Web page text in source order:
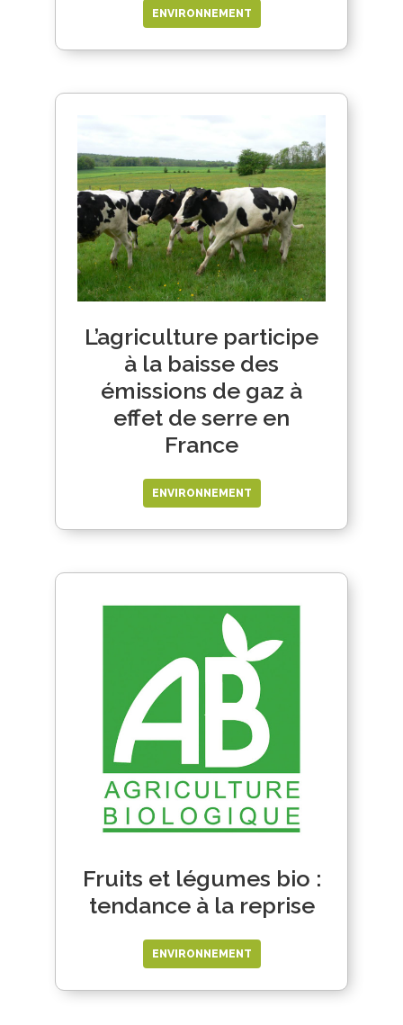
ENVIRONNEMENT
L’agriculture participe
à la baisse des
émissions de gaz à
effet de serre en
France
ENVIRONNEMENT
Fruits et légumes bio :
tendance à la reprise
ENVIRONNEMENT